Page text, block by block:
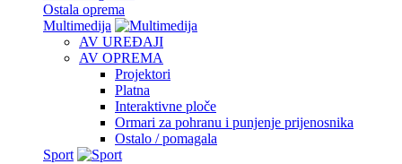
Ostala oprema
Multimedija
AV UREĐAJI
AV OPREMA
Projektori
Platna
Interaktivne ploče
Ormari za pohranu i punjenje prijenosnika
Ostalo / pomagala
Sport